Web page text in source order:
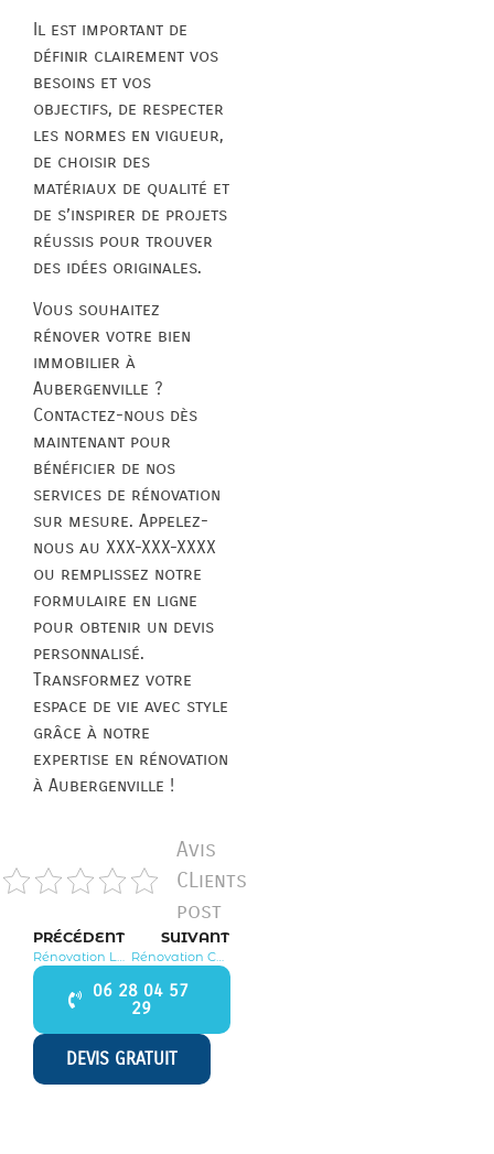
Il est important de
définir clairement vos
besoins et vos
objectifs, de respecter
les normes en vigueur,
de choisir des
matériaux de qualité et
de s’inspirer de projets
réussis pour trouver
des idées originales.
Vous souhaitez
rénover votre bien
immobilier à
Aubergenville ?
Contactez-nous dès
maintenant pour
bénéficier de nos
services de rénovation
sur mesure. Appelez-
nous au XXX-XXX-XXXX
ou remplissez notre
formulaire en ligne
pour obtenir un devis
personnalisé.
Transformez votre
espace de vie avec style
grâce à notre
expertise en rénovation
à Aubergenville !
Avis
CLients
post
PRÉCÉDENT
Rénovation La Falaise 78410
SUIVANT
Rénovation Carrières sur Seine 78420
06 28 04 57
29
DEVIS GRATUIT